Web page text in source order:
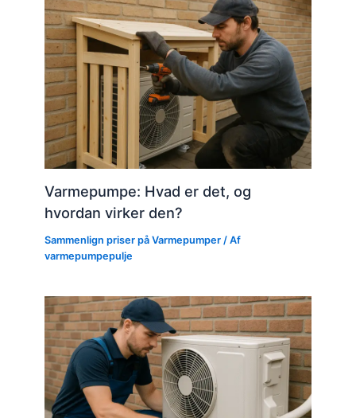
Varmepumpe: Hvad er det, og
hvordan virker den?
Sammenlign priser på Varmepumper / Af
varmepumpepulje